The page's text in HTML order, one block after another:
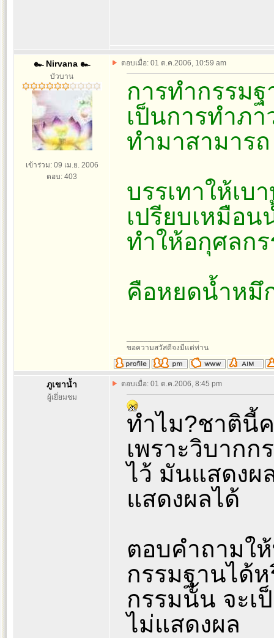
๛ Nirvana ๛
บัวบาน
เข้าร่วม: 09 เม.ย. 2006
ตอบ: 403
ตอบเมื่อ: 01 ต.ค.2006, 10:59 am
การทำกรรม
เป็นการทำภ
ทำมาสามารถ
บรรเทาให้เบ
เปรียบเหมือ
ทำให้อกุศลก
คือหยดน้ำหมึ
ขอความสวัสดีจงมีแด่ท่าน
ภูเขาน้ำ
ผู้เยี่ยมชม
ตอบเมื่อ: 01 ต.ค.2006, 8:45 pm
ทำไม?ชาตินี้
เพราะวิบากก
ไว้ มันแสดงผ
แสดงผลได้
ตอบคำถามใ
กรรมฐานได้
กรรมนั้น จะเ
ไม่แสดงผล